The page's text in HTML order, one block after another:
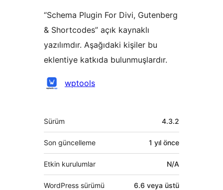
“Schema Plugin For Divi, Gutenberg
& Shortcodes” açık kaynaklı
yazılımdır. Aşağıdaki kişiler bu
eklentiye katkıda bulunmuşlardır.
Katkıdawptools
Meta
Sürüm 4.3.2
Son güncelleme 1 yıl önce
Etkin kurulumlar N/A
WordPress sürümü 6.6 veya üstü